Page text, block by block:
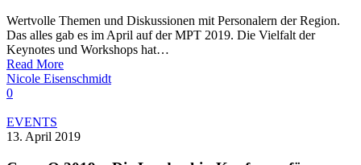
Wertvolle Themen und Diskussionen mit Personalern der Region.
Das alles gab es im April auf der MPT 2019. Die Vielfalt der
Keynotes und Workshops hat…
Read More
Nicole Eisenschmidt
0
EVENTS
13. April 2019